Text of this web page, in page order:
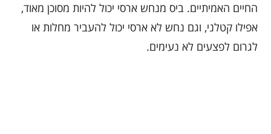
החיים האמיתיים. ביס מנחש ארסי יכול להיות מסוכן מאוד,
אפילו קטלני, וגם נחש לא ארסי יכול להעביר מחלות או
לגרום לפצעים לא נעימים.